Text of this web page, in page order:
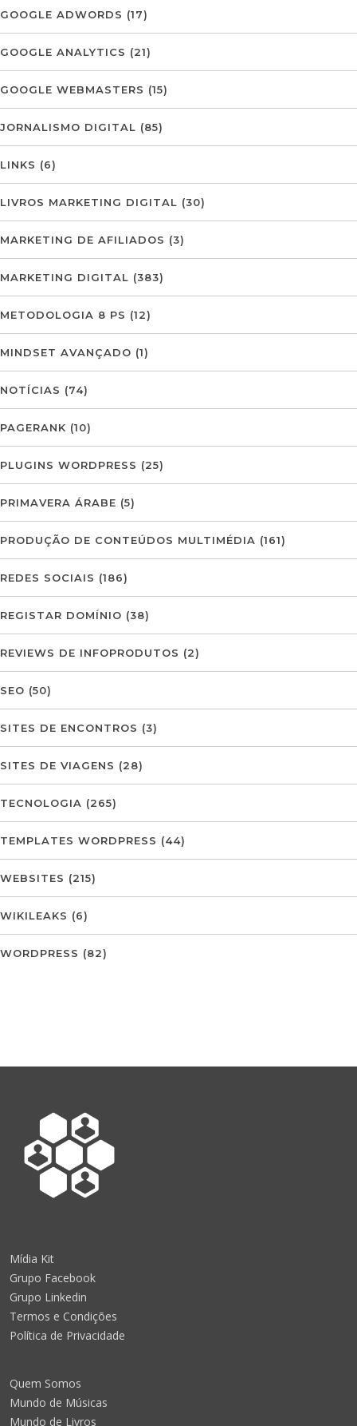
GOOGLE ADWORDS (17)
GOOGLE ANALYTICS (21)
GOOGLE WEBMASTERS (15)
JORNALISMO DIGITAL (85)
LINKS (6)
LIVROS MARKETING DIGITAL (30)
MARKETING DE AFILIADOS (3)
MARKETING DIGITAL (383)
METODOLOGIA 8 PS (12)
MINDSET AVANÇADO (1)
NOTÍCIAS (74)
PAGERANK (10)
PLUGINS WORDPRESS (25)
PRIMAVERA ÁRABE (5)
PRODUÇÃO DE CONTEÚDOS MULTIMÉDIA (161)
REDES SOCIAIS (186)
REGISTAR DOMÍNIO (38)
REVIEWS DE INFOPRODUTOS (2)
SEO (50)
SITES DE ENCONTROS (3)
SITES DE VIAGENS (28)
TECNOLOGIA (265)
TEMPLATES WORDPRESS (44)
WEBSITES (215)
WIKILEAKS (6)
WORDPRESS (82)
Mídia Kit
Grupo Facebook
Grupo Linkedin
Termos e Condições
Política de Privacidade
Quem Somos
Mundo de Músicas
Mundo de Livros